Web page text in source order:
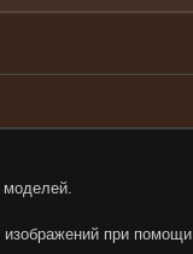
моделей.
изображений при